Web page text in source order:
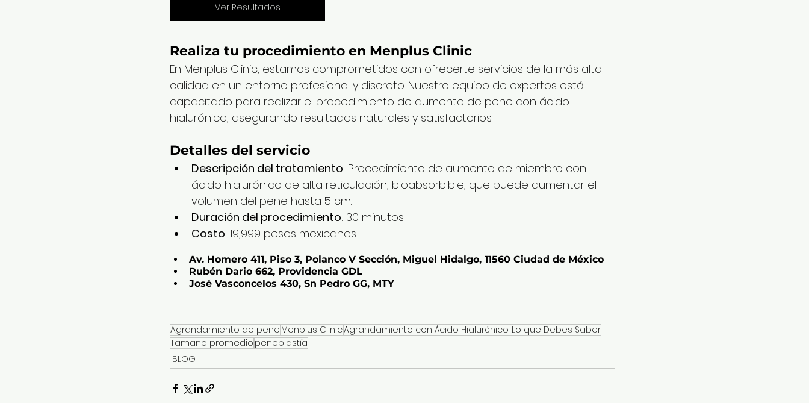
Ver Resultados
Realiza tu procedimiento en Menplus Clinic
En Menplus Clinic, estamos comprometidos con ofrecerte servicios de la más alta
calidad en un entorno profesional y discreto. Nuestro equipo de expertos está
capacitado para realizar el procedimiento de aumento de pene con ácido
hialurónico, asegurando resultados naturales y satisfactorios.
Detalles del servicio
Descripción del tratamiento: Procedimiento de aumento de miembro con
ácido hialurónico de alta reticulación, bioabsorbible, que puede aumentar el
volumen del pene hasta 5 cm.
Duración del procedimiento: 30 minutos.
Costo: 19,999 pesos mexicanos.
Av. Homero 411, Piso 3, Polanco V Sección, Miguel Hidalgo, 11560 Ciudad de México
Rubén Dario 662, Providencia GDL
José Vasconcelos 430, Sn Pedro GG, MTY
Agrandamiento de pene Menplus ClinicAgrandamiento con Ácido Hialurónico: Lo que Debes Saber
Tamaño promedio peneplastía
BLOG